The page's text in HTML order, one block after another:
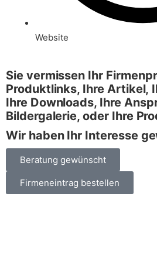
Website
Sie vermissen Ihr
Produktlinks, Ihre Artikel,
Ihre Downloads, Ihre
Bildergalerie, oder Ihre
Wir haben Ihr Interesse
Beratung gewünscht
Firmeneintrag bestellen